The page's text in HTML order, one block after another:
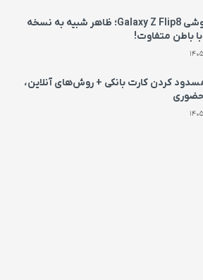
بررسی گوشی Galaxy Z Flip8؛ ظاهر شبیه به نسخه
با باطن متفاوت!
کردن کارت بانکی + روش‌های آنلاین،
حضوری